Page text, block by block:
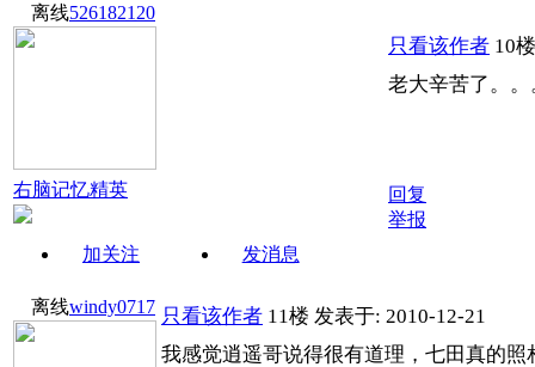
离线526182120
右脑记忆精英
加关注 发消息
只看该作者 10楼
老大辛苦了。
回复
举报
离线windy0717 只看该作者 11楼 发表于: 2010-12-21
我感觉逍遥哥说得很有道理，七田真的